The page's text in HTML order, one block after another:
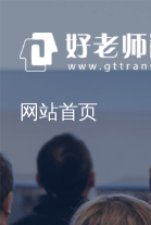
网站首页